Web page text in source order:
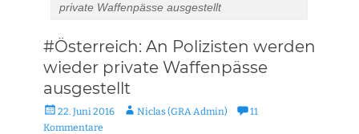
private Waffenpässe ausgestellt
#Österreich: An Polizisten werden
wieder private Waffenpässe
ausgestellt
Veröffentlicht
am
22. Juni 2016 AutorNiclas (GRA Admin)
11
Kommentare